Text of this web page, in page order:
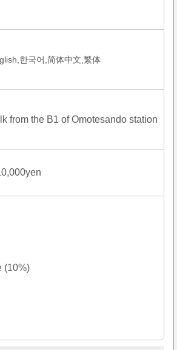
한국어,简体中文,繁体
from the B1 of Omotesando station
(10%)